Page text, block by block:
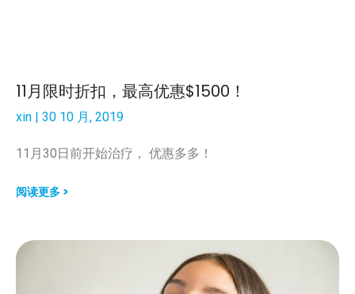
11月限时折扣，最高优惠$1500！
xin 30 10 月, 2019
11月30日前开始治疗， 优惠多多！
阅读更多 >